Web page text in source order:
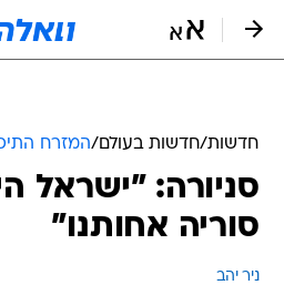
חדשות/חדשות בעולם/המזרח
סניורה: "ישראל
סוריה אחותנו"
ניר יהב